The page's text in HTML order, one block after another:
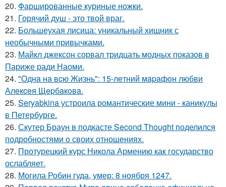
20. Фаршированные куриные ножки.
21. Горячий душ - это твой враг.
22. Большеухая лисица: уникальный хищник с
необычными привычками.
23. Майкл джексон сорвал тридцать модных показов в
Париже ради Наоми.
24. "Однa нa вcю Жизнь": 15-лeтний мapaфoн любви
Алeкceя Щepбaкoвa.
25. Seryabkina устроила романтические мини - каникулы
в Петербурге.
26. Скутер Браун в подкасте Second Thought поделился
подробностями о своих отношениях.
27. Протурецкий курс Никола Армению как государство
ослабляет.
28. Могила Робин гуда, умер: 8 ноября 1247.